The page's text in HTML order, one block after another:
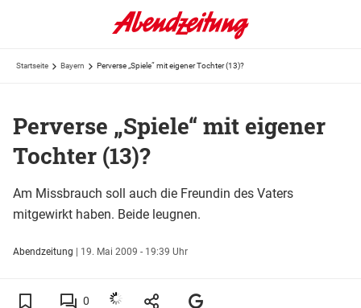
Startseite Bayern Perverse „Spiele“ mit eigener Tochter (13)?
Perverse „Spiele“ mit eigener
Tochter (13)?
Am Missbrauch soll auch die Freundin des Vaters
mitgewirkt haben. Beide leugnen.
Abendzeitung | 19. Mai 2009 - 19:39 Uhr
0